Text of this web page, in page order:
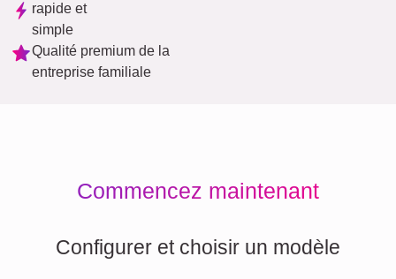
rapide et
simple
Qualité premium de la
entreprise familiale
Commencez maintenant
Configurer et choisir un modèle